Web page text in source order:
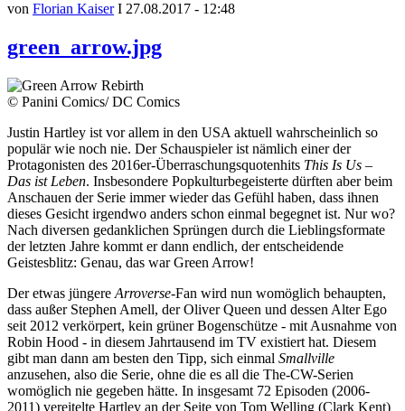
von Florian KaiserI 27.08.2017 - 12:48
green_arrow.jpg
© Panini Comics/ DC Comics
Justin Hartley ist vor allem in den USA aktuell wahrscheinlich so
populär wie noch nie. Der Schauspieler ist nämlich einer der
Protagonisten des 2016er-Überraschungsquotenhits This Is Us –
Das ist Leben. Insbesondere Popkulturbegeisterte dürften aber beim
Anschauen der Serie immer wieder das Gefühl haben, dass ihnen
dieses Gesicht irgendwo anders schon einmal begegnet ist. Nur wo?
Nach diversen gedanklichen Sprüngen durch die Lieblingsformate
der letzten Jahre kommt er dann endlich, der entscheidende
Geistesblitz: Genau, das war Green Arrow!
Der etwas jüngere Arroverse-Fan wird nun womöglich behaupten,
dass außer Stephen Amell, der Oliver Queen und dessen Alter Ego
seit 2012 verkörpert, kein grüner Bogenschütze - mit Ausnahme von
Robin Hood - in diesem Jahrtausend im TV existiert hat. Diesem
gibt man dann am besten den Tipp, sich einmal Smallville
anzusehen, also die Serie, ohne die es all die The-CW-Serien
womöglich nie gegeben hätte. In insgesamt 72 Episoden (2006-
2011) vereitelte Hartley an der Seite von Tom Welling (Clark Kent)